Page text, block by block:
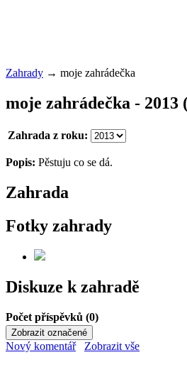
Zahrady → moje zahrádečka
moje zahrádečka - 2013
Zahrada z roku:
Popis: Pěstuju co se dá.
Zahrada
Fotky zahrady
Diskuze k zahradě
Počet příspěvků (0)
Nový komentář Zobrazit vše